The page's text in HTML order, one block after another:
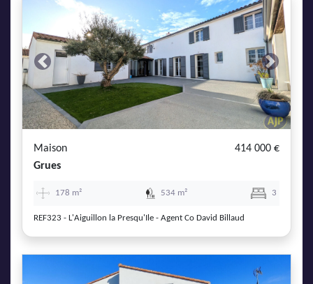
Previous Next
Maison
414 000 €
Grues
178 m² 534 m² 3
REF323 - L'Aiguillon la Presqu'Ile - Agent Co David Billaud